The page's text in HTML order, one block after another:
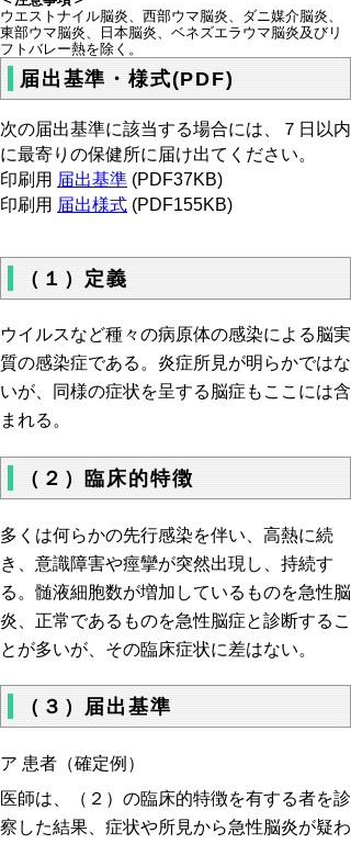
ウエストナイル脳炎、西部ウマ脳炎、ダニ媒介脳炎、
東部ウマ脳炎、日本脳炎、ベネズエラウマ脳炎及びリ
フトバレー熱を除く。
届出基準・様式(PDF)
次の届出基準に該当する場合には、７日以内
に最寄りの保健所に届け出てください。
印刷用 届出基準 (PDF37KB)
印刷用 届出様式 (PDF155KB)
（１）定義
ウイルスなど種々の病原体の感染による脳実
質の感染症である。炎症所見が明らかではな
いが、同様の症状を呈する脳症もここには含
まれる。
（２）臨床的特徴
多くは何らかの先行感染を伴い、高熱に続
き、意識障害や痙攣が突然出現し、持続す
る。髄液細胞数が増加しているものを急性脳
炎、正常であるものを急性脳症と診断するこ
とが多いが、その臨床症状に差はない。
（３）届出基準
ア 患者（確定例）
医師は、（２）の臨床的特徴を有する者を診
察した結果、症状や所見から急性脳炎が疑わ